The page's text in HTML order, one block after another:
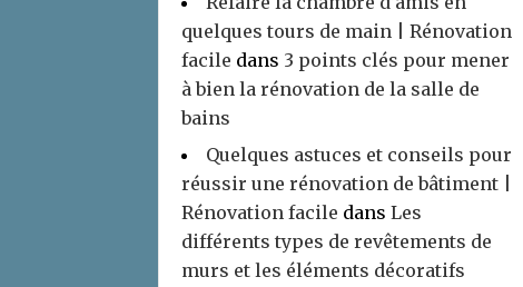
quelques tours de main | Rénovation
facile dans 3 points clés pour mener
à bien la rénovation de la salle de
bains
Quelques astuces et conseils pour
réussir une rénovation de bâtiment |
Rénovation facile dans Les
différents types de revêtements de
murs et les éléments décoratifs